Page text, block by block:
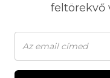
feltörekvő